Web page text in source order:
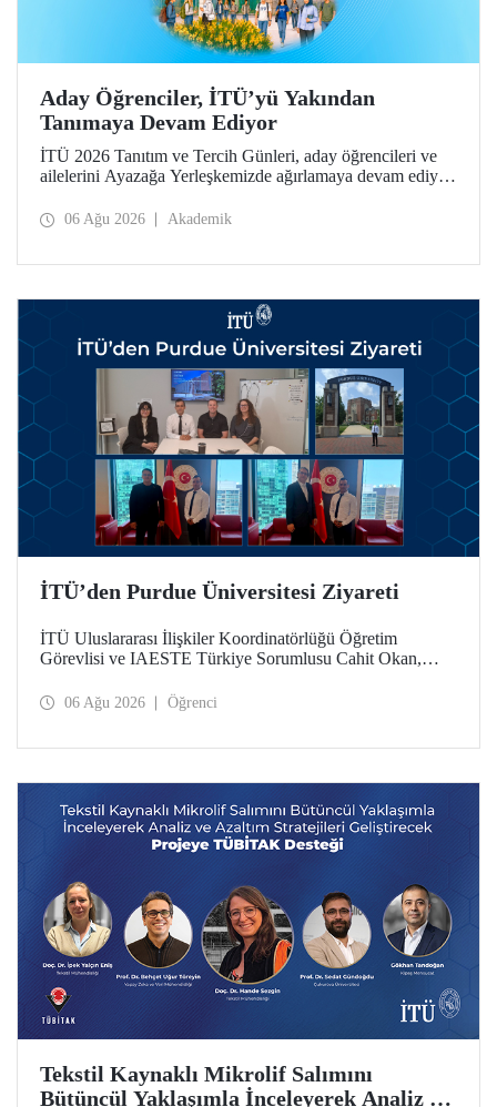
Aday Öğrenciler, İTÜ’yü Yakından
Tanımaya Devam Ediyor
İTÜ 2026 Tanıtım ve Tercih Günleri, aday öğrencileri ve
ailelerini Ayazağa Yerleşkemizde ağırlamaya devam ediyor.
ilgili fakülte ve birimler adaylara bilgi vermeye devam
06 Ağu 2026 Akademik
İTÜ’den Purdue Üniversitesi Ziyareti
İTÜ Uluslararası İlişkiler Koordinatörlüğü Öğretim
Görevlisi ve IAESTE Türkiye Sorumlusu Cahit Okan,
Temmuz tarihlerinde ABD’de dünyanın önde gelen
06 Ağu 2026 Öğrenci
Tekstil Kaynaklı Mikrolif Salımını
Bütüncül Yaklaşımla İnceleyerek Analiz ve